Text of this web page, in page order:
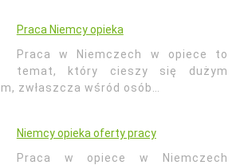
Praca Niemcy opieka
Praca w Niemczech w opiece to
temat, który cieszy się dużym
zwłaszcza wśród osób…
Niemcy opieka oferty pracy
Praca w opiece w Niemczech